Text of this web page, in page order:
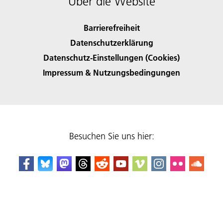
Barrierefreiheit
Datenschutzerklärung
Datenschutz-Einstellungen (Cookies)
Impressum & Nutzungsbedingungen
Besuchen Sie uns hier: